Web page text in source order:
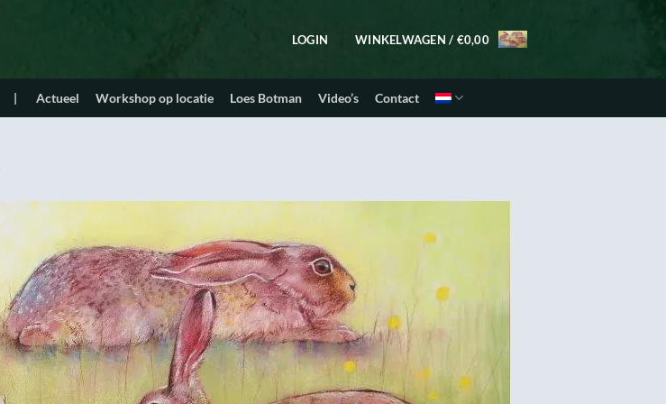
LOGIN WINKELWAGEN / €0,00
| Actueel Workshop op locatie Loes Botman Video’s Contact